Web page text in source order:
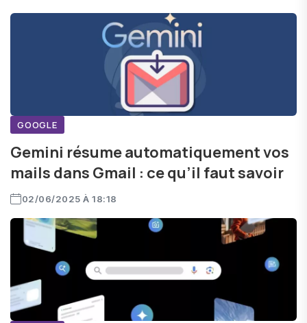
GOOGLE
Gemini résume automatiquement vos
mails dans Gmail : ce qu’il faut savoir
02/06/2025 À 18:18